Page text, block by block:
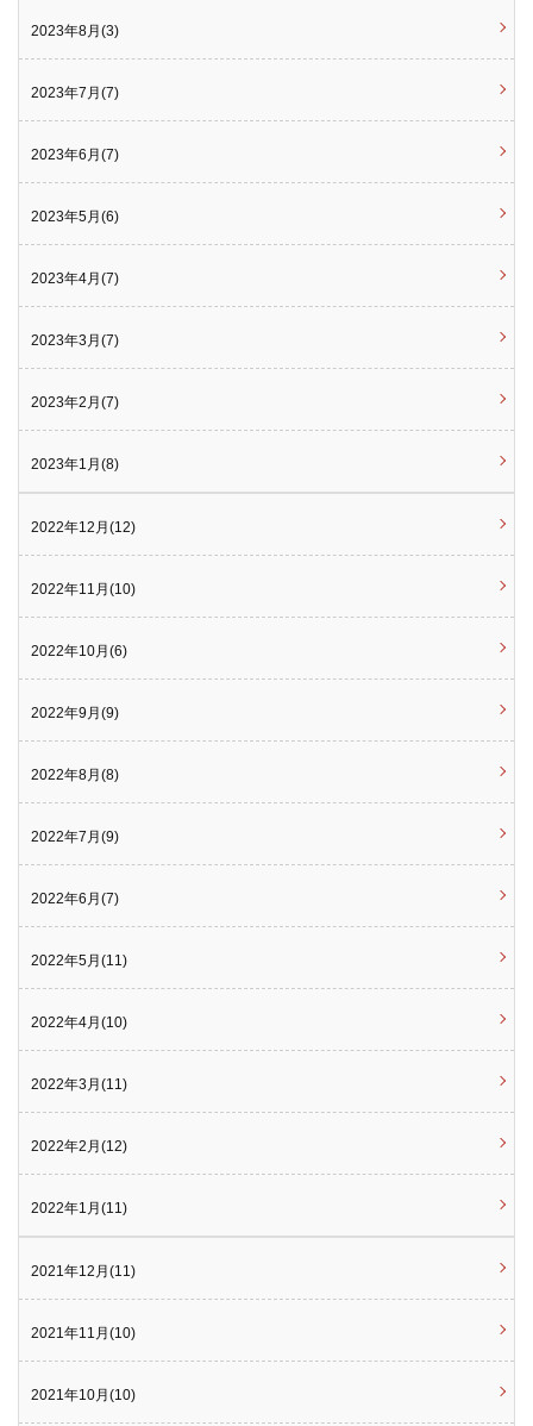
2023年8月(3)
2023年7月(7)
2023年6月(7)
2023年5月(6)
2023年4月(7)
2023年3月(7)
2023年2月(7)
2023年1月(8)
2022年12月(12)
2022年11月(10)
2022年10月(6)
2022年9月(9)
2022年8月(8)
2022年7月(9)
2022年6月(7)
2022年5月(11)
2022年4月(10)
2022年3月(11)
2022年2月(12)
2022年1月(11)
2021年12月(11)
2021年11月(10)
2021年10月(10)